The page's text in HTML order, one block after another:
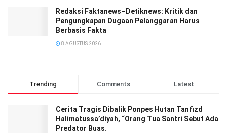
Redaksi Faktanews–Detiknews: Kritik dan
Pengungkapan Dugaan Pelanggaran Harus
Berbasis Fakta
8 AGUSTUS 2026
Trending Comments Latest
Cerita Tragis Dibalik Ponpes Hutan Tanfizd
Halimatussa’diyah, “Orang Tua Santri Sebut Ada
Predator Buas.